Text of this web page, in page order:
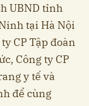
UBND tỉnh
tại Hà Nội
CP Tập đoàn
Công ty CP
y tế và
để cùng